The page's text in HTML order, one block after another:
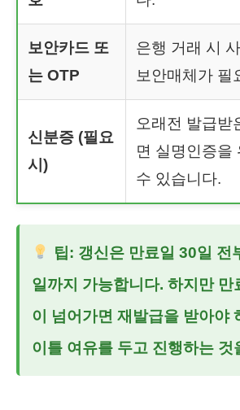
보안카드 또
는 OTP
은행 거래 시
보안매체가 필
신분증 (필요
시)
오래전 발급받
면 실명인증을
수 있습니다.
팁: 갱신은 만료일 30일 전
일까지 가능합니다. 하지만 만
이 넘어가면 재발급을 받아야
이틀 여유를 두고 진행하는 것